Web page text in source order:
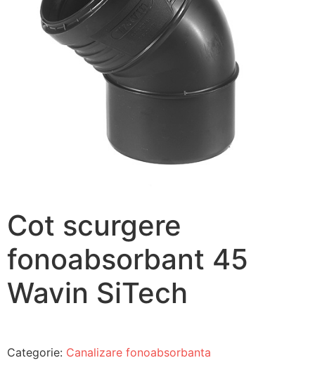
Cot scurgere
fonoabsorbant 45
Wavin SiTech
Categorie: Canalizare fonoabsorbanta